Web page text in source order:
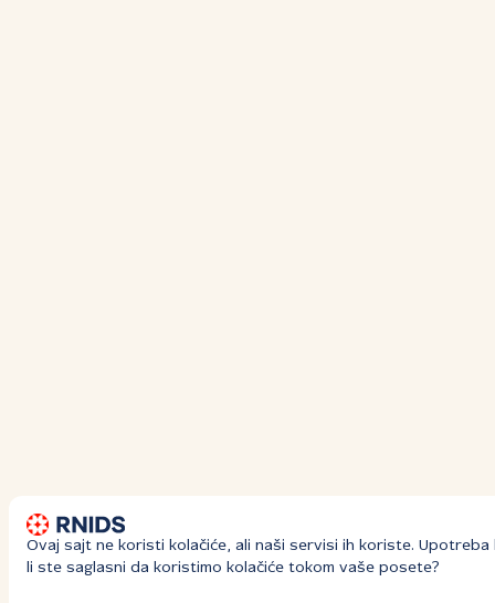
Ovaj sajt ne koristi kolačiće, ali naši servisi ih koriste. Upotreba
li ste saglasni da koristimo kolačiće tokom vaše posete?